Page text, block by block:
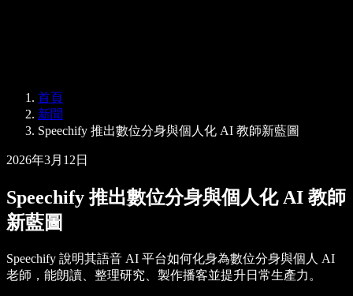
SIMBA 語音代理
Speechify 開發者專區
首頁
新聞
Speechify 推出數位分身與個人化 AI 教師新藍圖
2026年3月12日
Speechify 推出數位分身與個人化 AI 教師
新藍圖
Speechify 說明其語音 AI 平台如何化身為數位分身與個人 AI
老師，能朗讀、整理研究、製作播客並提升日常生產力。